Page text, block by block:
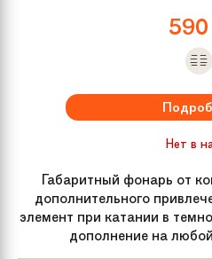
590
Нет в
Габаритный фонарь от
дополнительного
элемент при катании в
дополнение на